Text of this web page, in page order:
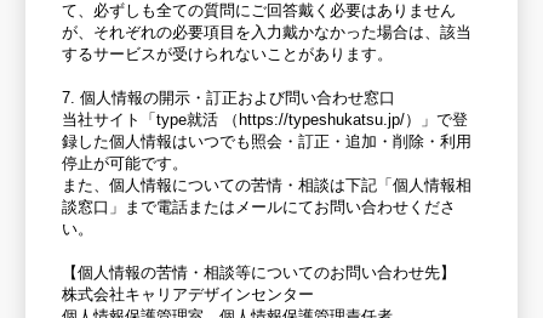
て、必ずしも全ての質問にご回答戴く必要はありません
が、それぞれの必要項目を入力戴かなかった場合は、該当
するサービスが受けられないことがあります。
7. 個人情報の開示・訂正および問い合わせ窓口
当社サイト「type就活 （https://typeshukatsu.jp/）」で登
録した個人情報はいつでも照会・訂正・追加・削除・利用
停止が可能です。
また、個人情報についての苦情・相談は下記「個人情報相
談窓口」まで電話またはメールにてお問い合わせくださ
い。
【個人情報の苦情・相談等についてのお問い合わせ先】
株式会社キャリアデザインセンター